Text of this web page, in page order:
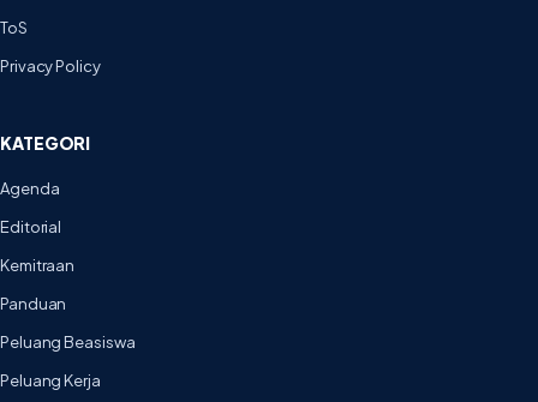
ToS
Privacy Policy
KATEGORI
Agenda
Editorial
Kemitraan
Panduan
Peluang Beasiswa
Peluang Kerja